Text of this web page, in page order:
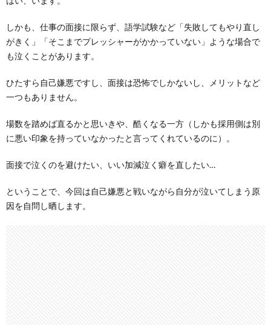
しかも、仕事の面接に限らず、語学試験など「失敗してもやり直し
がきく」「そこまでプレッシャーがかかっていない」ような場合で
も泣くことがあります。
ひたすら自己嫌悪ですし、面接は恐怖でしかないし、メリットなど
一つもありません。
場数を踏めば直るかと思いきや、酷くなる一方（しかも採用側は別
に悪い印象を持っていなかったと言ってくれているのに）。
面接で泣くのを避けたい、いい加減泣く癖を直したい…
ということで、今回は自己嫌悪と戦いながら自分が泣いてしまう原
因を自問し晒します。